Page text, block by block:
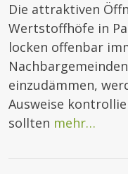
Die attraktiven
Wertstoffhöfe in
locken offenbar
einzudämmen,
Ausweise
sollten mehr…